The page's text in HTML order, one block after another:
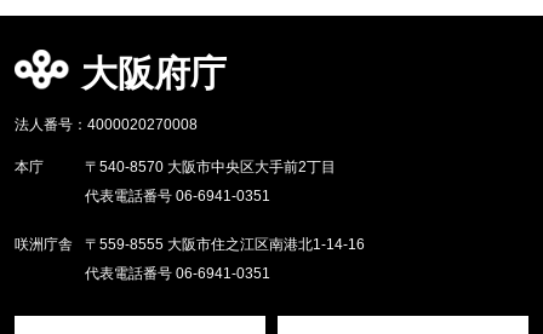
大阪府庁
法人番号：4000020270008
本庁
〒540-8570 大阪市中央区大手前2丁目
代表電話番号 06-6941-0351
咲洲庁舎
〒559-8555 大阪市住之江区南港北1-14-16
代表電話番号 06-6941-0351